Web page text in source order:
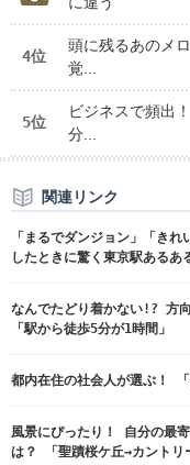
4位
頭に残るあのメ
覚...
5位
ビジネスで頻出
分...
関連リンク
「まるでダンジョン」「き
したときに驚く東京駅あるあ
なんでたどり着かない!? 方
「駅から徒歩5分が1時間」
都内在住の社会人が選ぶ！
風景にぴったり！ 自分の最
は？ 「聖蹟桜ケ丘→カントリ